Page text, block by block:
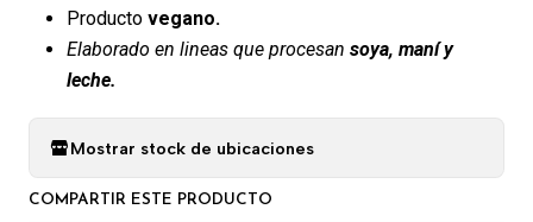
Producto vegano.
Elaborado en lineas que procesan soya, maní y
leche.
Mostrar stock de ubicaciones
COMPARTIR ESTE PRODUCTO